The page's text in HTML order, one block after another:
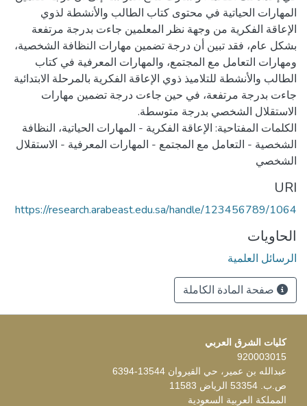
المهارات الحياتية في محتوى كتاب الطالب والأنشطة لذوي
الإعاقة الفكرية من وجهة نظر المعلمين جاءت بدرجة مرتفعة
بشكل عام، فقد تبين أن درجة تضمين مهارات النظافة الشخصية،
ومهارات التعامل مع المجتمع، والمهارات المعرفية في كتاب
الطالب والأنشطة للتلاميذ ذوي الإعاقة الفكرية بالمرحلة الابتدائية
جاءت بدرجة مرتفعة، في حين جاءت درجة تضمين مهارات
الكلمات المفتاحية: الإعاقة الفكرية - المهارات الحياتية، النظافة
الشخصية - التعامل مع المجتمع - المهارات المعرفية - الاستقلال
الشخصي
URI
https://research.arabeast.edu.sa/handle/123456789/1064
الحاويات
الرسائل العلمية
صفحة المادة الكاملة
كليات الشرق العربي
920003015
عبدالله بن عمير، حي القيروان 13544-6394
ص.ب. 53354 الرياض 11583
المملكة العربية السعودية